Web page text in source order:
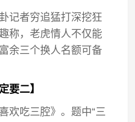
记者穷追猛打深挖狂
称，老虎情人不仅能
余三个换人名额可备
要二】
欢吃三腔》。题中“三